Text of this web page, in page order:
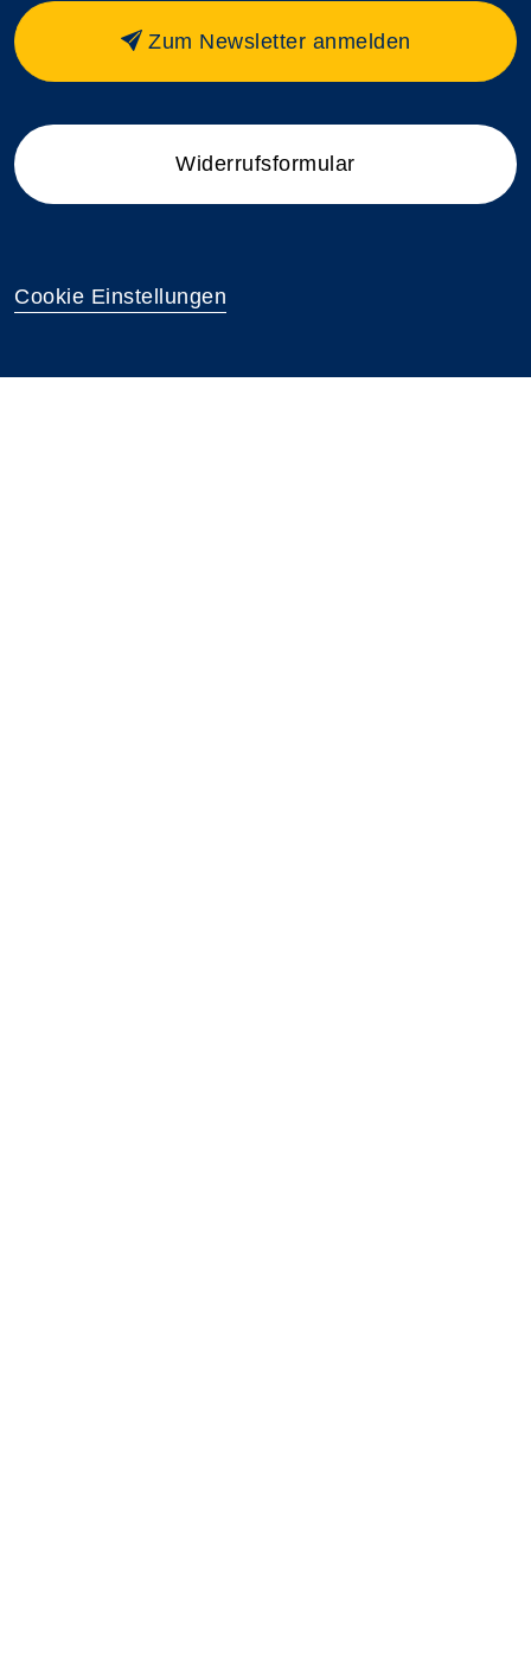
Zum Newsletter anmelden
Widerrufsformular
Cookie Einstellungen